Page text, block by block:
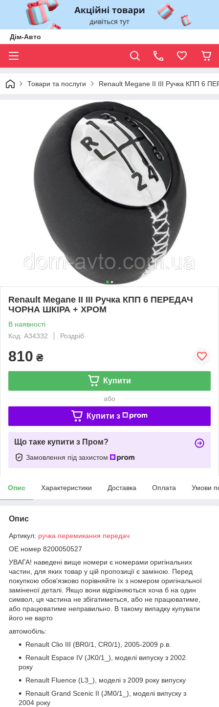
Дім-Авто
Товари та послуги Renault Megane II III Ручка КПП 6
Renault Megane II III Ручка КПП 6 ПЕРЕДАЧ
ЧОРНА ШКІРА + ХРОМ
В наявності
Код: A34332
Роздріб
810 ₴
Купити
або
Купити з
Що таке купити з Пром?
Замовлення під захистом
Опис Характеристики Доставка Оплата Умови
Опис
Артикул: ручка перемикання передач
OE номер 8200050527
УВАГА! наведені вище номери є номерами оригінальних
частин, для яких товар у цій пропозиції є заміною. Перед
покупкою обов'язково порівняйте їх з номером оригінальної
заміненої деталі. Якщо вони відрізняються хоча б на один
символ, ця частина не збігатиметься, або не працюватиме,
або працюватиме неправильно. В такому випадку купувати
його не варто
автомобіль:
Renault Clio III (BR0/1, CR0/1), 2005-2009 р.в.
Renault Espace IV (JK0/1_), моделі випуску з 2002
року
Renault Fluence (L3_), моделі з 2009 року випуску
Renault Grand Scenic II (JM0/1_), моделі випуску з
2004 року